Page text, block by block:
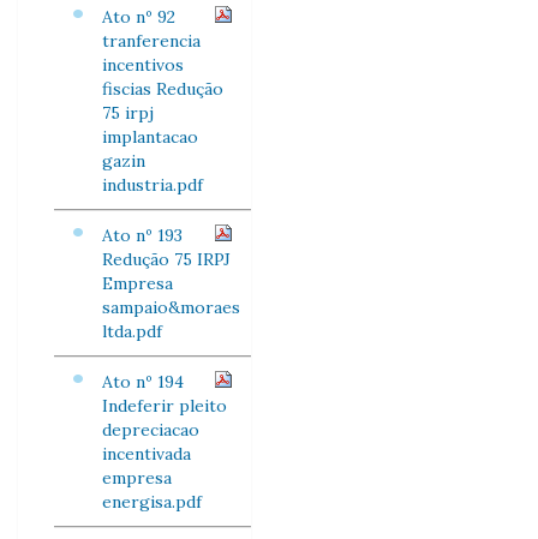
Ato nº 92
tranferencia
incentivos
fiscias Redução
75 irpj
implantacao
gazin
industria.pdf
Ato nº 193
Redução 75 IRPJ
Empresa
sampaio&moraes
ltda.pdf
Ato nº 194
Indeferir pleito
depreciacao
incentivada
empresa
energisa.pdf